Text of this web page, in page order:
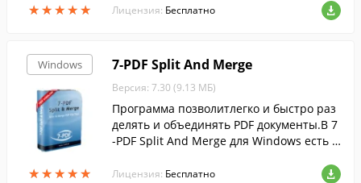
★★★★★
★★★★★
ормата UNIX.
Лицензия: Бесплатно
Windows
★★★★★
★★★★★
7-PDF Split And Merge
Версия: 7.30 (9.13 МБ)
Программа позволитлегко и быстро раз
делять и объединять PDF документы.В 7
-PDF Split And Merge для Windows есть в
редактирования страниц.
Лицензия: Бесплатно